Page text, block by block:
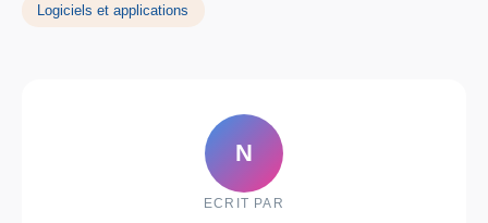
Logiciels et applications
N
ECRIT PAR